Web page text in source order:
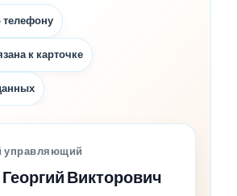
к карточке
Викторович